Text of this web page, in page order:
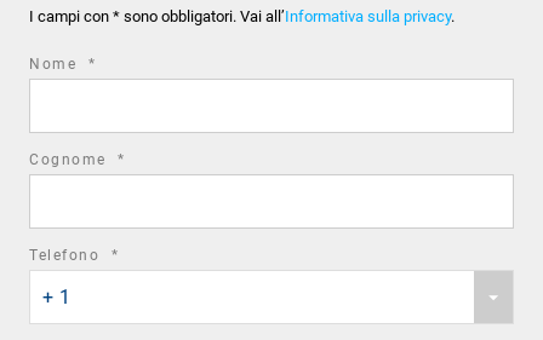
I campi con * sono obbligatori. Vai all’Informativa sulla privacy.
Nome *
Cognome *
Telefono *
country
code
+ 1